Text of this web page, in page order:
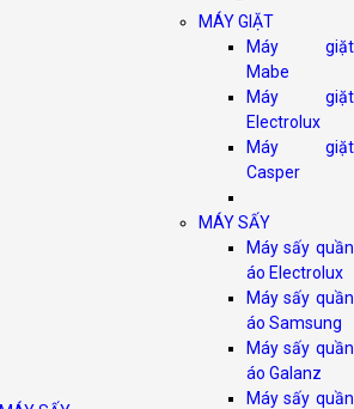
MÁY GIẶT
Máy giặt
Mabe
Máy giặt
Electrolux
Máy giặt
Casper
MÁY SẤY
Máy sấy quần
áo Electrolux
Máy sấy quần
áo Samsung
Máy sấy quần
áo Galanz
Máy sấy quần